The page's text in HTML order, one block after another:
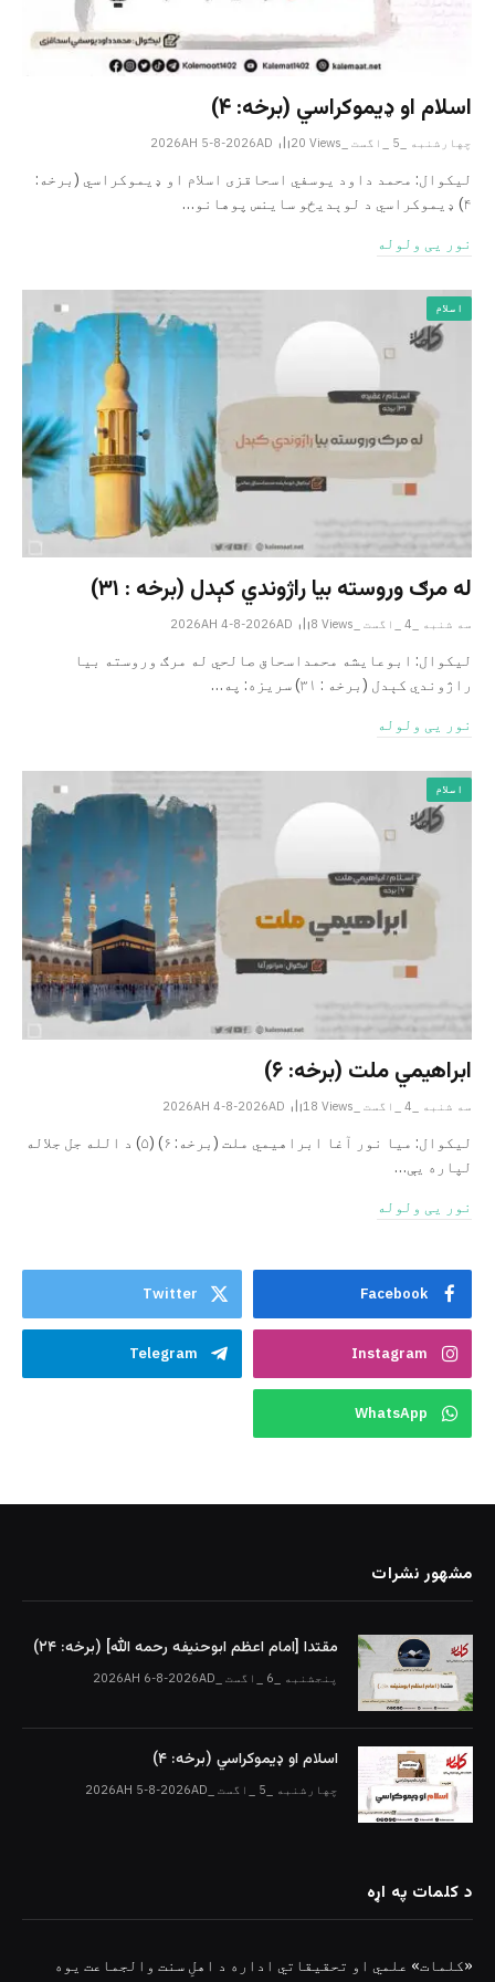
اسلام او ډیموکراسي (برخه: ۴)
چهارشنبه _5 _اگست _2026AH 5-8-2026AD 20 Views
لیکوال: محمد داود یوسفي اسحاقزی اسلام او ډیموکراسي (برخه:
۴) ډیموکراسي د لوېدیځو ساینس پوهانو…
نور یی ولوله
اسلام
له مرګ وروسته بیا راژوندي کېدل (برخه : ۳۱)
سه شنبه _4 _اگست _2026AH 4-8-2026AD 8 Views
لیکوال: ابوعایشه محمداسحاق صالحي له مرګ وروسته بیا
راژوندي کېدل (برخه : ۳۱) سریزه: په…
نور یی ولوله
اسلام
ابراهيمي ملت (برخه: ۶)
سه شنبه _4 _اگست _2026AH 4-8-2026AD 18 Views
ليکوال: میا نور آغا ابراهيمي ملت (برخه: ۶) (۵) د الله جل جلاله
لپاره یې…
نور یی ولوله
Facebook
Twitter
Instagram
Telegram
WhatsApp
مشهور نشرات
مقتدا [امام اعظم ابوحنیفه رحمه الله‎] (برخه: ۲۴)
پنجشنبه _6 _اگست _2026AH 6-8-2026AD
اسلام او ډیموکراسي (برخه: ۴)
چهارشنبه _5 _اگست _2026AH 5-8-2026AD
د کلمات په اړه
«کلمات» علمي او تحقیقاتي اداره د اهلِ سنت والجماعت یوه